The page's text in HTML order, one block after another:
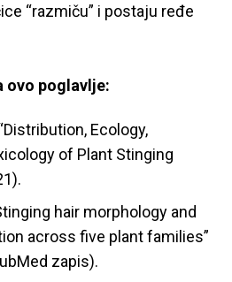
“razmiču” i postaju ređe
ovo poglavlje:
Ecology,
of Plant Stinging
hair morphology and
across five plant families”
zapis).